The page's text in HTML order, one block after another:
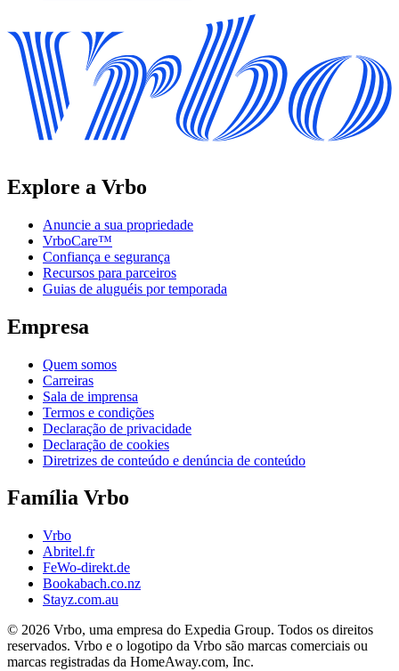
Explore a Vrbo
Anuncie a sua propriedade
VrboCare™
Confiança e segurança
Recursos para parceiros
Guias de aluguéis por temporada
Empresa
Quem somos
Carreiras
Sala de imprensa
Termos e condições
Declaração de privacidade
Declaração de cookies
Diretrizes de conteúdo e denúncia de conteúdo
Família Vrbo
Vrbo
Abritel.fr
FeWo-direkt.de
Bookabach.co.nz
Stayz.com.au
© 2026 Vrbo, uma empresa do Expedia Group. Todos os direitos
reservados. Vrbo e o logotipo da Vrbo são marcas comerciais ou
marcas registradas da HomeAway.com, Inc.